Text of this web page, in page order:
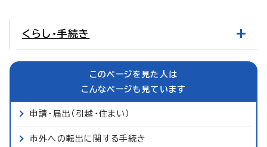
くらし・手続き
このページを見た人は
こんなページも見ています
申請・届出（引越・住まい）
市外への転出に関する手続き